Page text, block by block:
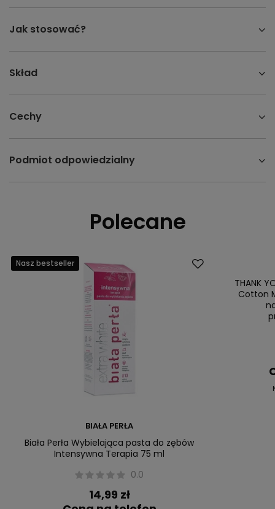
Jak stosować?
Skład
Cechy
Podmiot odpowiedzialny
Polecane
Nasz bestseller
BIAŁA PERŁA
Biała Perła Wybielająca pasta do zębów
Intensywna Terapia 75 ml
0.0
14,99 zł
NaszTHANK
Cotton